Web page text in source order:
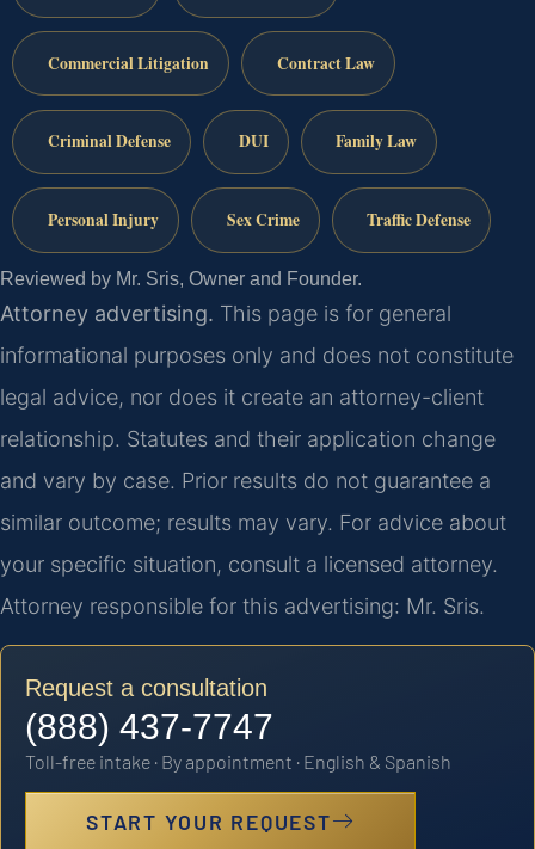
Commercial Litigation Contract Law
Criminal Defense DUI Family Law
Personal Injury Sex Crime Traffic Defense
Reviewed by Mr. Sris, Owner and Founder.
Attorney advertising. This page is for general
informational purposes only and does not constitute
legal advice, nor does it create an attorney-client
relationship. Statutes and their application change
and vary by case. Prior results do not guarantee a
similar outcome; results may vary. For advice about
your specific situation, consult a licensed attorney.
Attorney responsible for this advertising: Mr. Sris.
Request a consultation
(888) 437-7747
Toll-free intake · By appointment · English & Spanish
START YOUR REQUEST